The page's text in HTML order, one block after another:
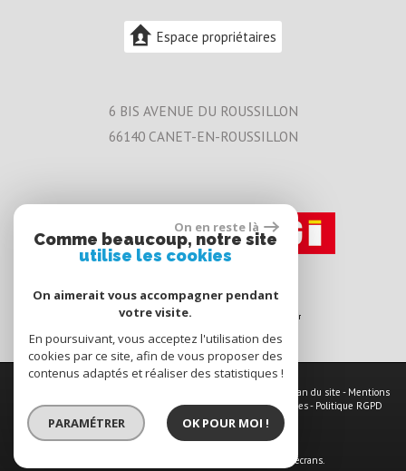
Espace propriétaires
6 BIS AVENUE DU ROUSSILLON
66140 CANET-EN-ROUSSILLON
Plan du site - Mentions
légales-Nos honoraires-Partenaires -Admin-Toutes nos annonces- Politique RGPD
un seul site adaptable à tous les types d'écrans.
On en reste là
Comme beaucoup, notre site
utilise les cookies
On aimerait vous accompagner pendant
votre visite.
En poursuivant, vous acceptez l'utilisation des
cookies par ce site, afin de vous proposer des
contenus adaptés et réaliser des statistiques !
PARAMÉTRER OK POUR MOI !